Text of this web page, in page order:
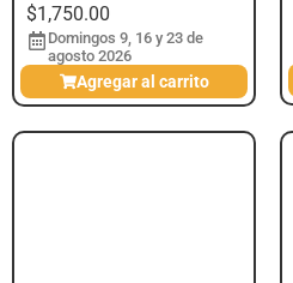
$1,750.00
Domingos 9, 16 y 23 de
agosto 2026
Agregar al carrito